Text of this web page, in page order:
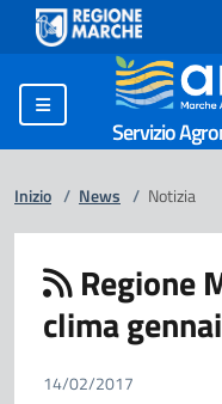
Servizio
Inizio / News / Notizia
Regione
clima
14/02/2017